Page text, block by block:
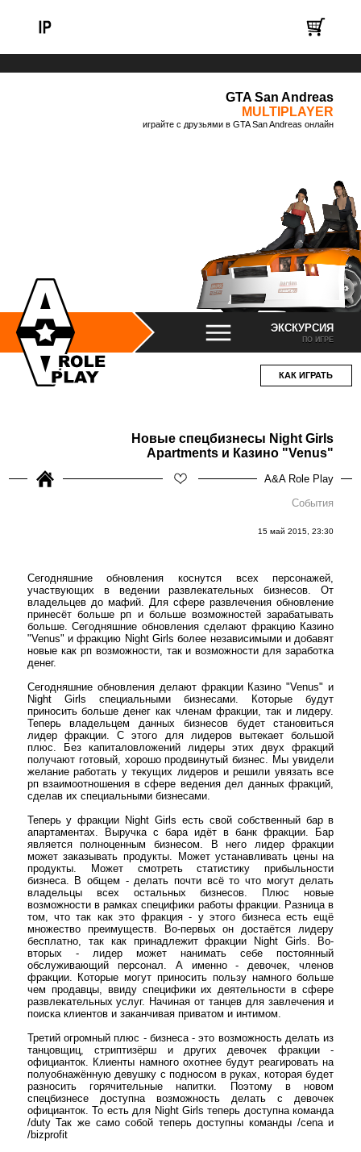
GTA San Andreas
MULTIPLAYER
играйте с друзьями в GTA San Andreas онлайн
ЭКСКУРСИЯ
ПО ИГРЕ
КАК ИГРАТЬ
Новые спецбизнесы Night Girls
Apartments и Казино "Venus"
A&A Role Play
События
15 май 2015, 23:30
Сегодняшние обновления коснутся всех персонажей,
участвующих в ведении развлекательных бизнесов. От
владельцев до мафий. Для сфере развлечения обновление
принесёт больше рп и больше возможностей зарабатывать
больше. Сегодняшние обновления сделают фракцию Казино
"Venus" и фракцию Night Girls более независимыми и добавят
новые как рп возможности, так и возможности для заработка
денег.
Сегодняшние обновления делают фракции Казино "Venus" и
Night Girls специальными бизнесами. Которые будут
приносить больше денег как членам фракции, так и лидеру.
Теперь владельцем данных бизнесов будет становиться
лидер фракции. С этого для лидеров вытекает большой
плюс. Без капиталовложений лидеры этих двух фракций
получают готовый, хорошо продвинутый бизнес. Мы увидели
желание работать у текущих лидеров и решили увязать все
рп взаимоотношения в сфере ведения дел данных фракций,
сделав их специальными бизнесами.
Теперь у фракции Night Girls есть свой собственный бар в
апартаментах. Выручка с бара идёт в банк фракции. Бар
является полноценным бизнесом. В него лидер фракции
может заказывать продукты. Может устанавливать цены на
продукты. Может смотреть статистику прибыльности
бизнеса. В общем - делать почти всё то что могут делать
владельцы всех остальных бизнесов. Плюс новые
возможности в рамках специфики работы фракции. Разница в
том, что так как это фракция - у этого бизнеса есть ещё
множество преимуществ. Во-первых он достаётся лидеру
бесплатно, так как принадлежит фракции Night Girls. Во-
вторых - лидер может нанимать себе постоянный
обслуживающий персонал. А именно - девочек, членов
фракции. Которые могут приносить пользу намного больше
чем продавцы, ввиду специфики их деятельности в сфере
развлекательных услуг. Начиная от танцев для завлечения и
поиска клиентов и заканчивая приватом и интимом.
Третий огромный плюс - бизнеса - это возможность делать из
танцовщиц, стриптизёрш и других девочек фракции -
официанток. Клиенты намного охотнее будут реагировать на
полуобнажённую девушку с подносом в руках, которая будет
разносить горячительные напитки. Поэтому в новом
спецбизнесе доступна возможность делать с девочек
официанток. То есть для Night Girls теперь доступна команда
/duty Так же само собой теперь доступны команды /cena и
/bizprofit